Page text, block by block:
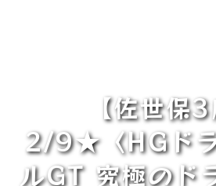
【佐世保3
2/9★〈HGド
ルGT 究極のド